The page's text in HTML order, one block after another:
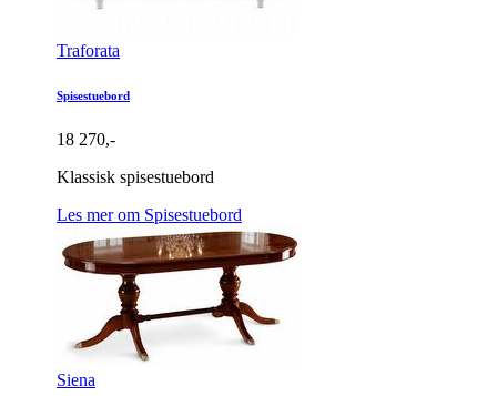
Traforata
Spisestuebord
18 270,-
Klassisk spisestuebord
Les mer om Spisestuebord
Siena